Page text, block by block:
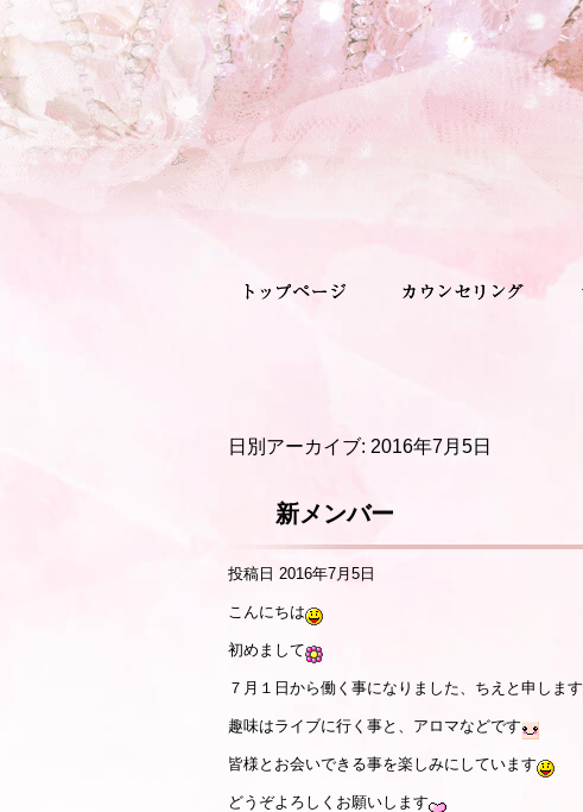
日別アーカイブ: 2016年7月5日
新メンバー
投稿日 2016年7月5日
こんにちは
初めまして
７月１日から働く事になりました、ちえと申します
趣味はライブに行く事と、アロマなどです
皆様とお会いできる事を楽しみにしています
どうぞよろしくお願いします